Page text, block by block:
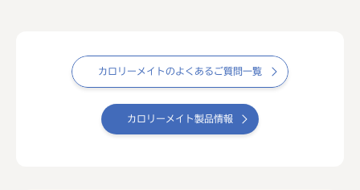
カロリーメイトのよくあるご質問一覧
カロリーメイト製品情報